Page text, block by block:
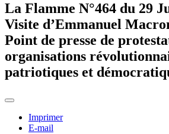
La Flamme N°464 du 29
Visite d’Emmanuel
Point de presse de
organisations
patriotiques et
Imprimer
E-mail